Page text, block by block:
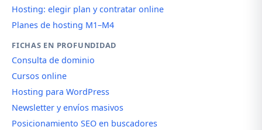
Hosting: elegir plan y contratar online
Planes de hosting M1–M4
FICHAS EN PROFUNDIDAD
Consulta de dominio
Cursos online
Hosting para WordPress
Newsletter y envíos masivos
Posicionamiento SEO en buscadores